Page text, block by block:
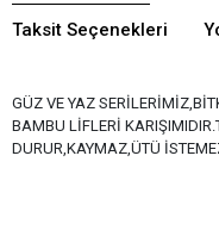
Taksit Seçenekleri
GÜZ VE YAZ
BAMBU LİFLERİ
DURUR,KAYMAZ,ÜTÜ